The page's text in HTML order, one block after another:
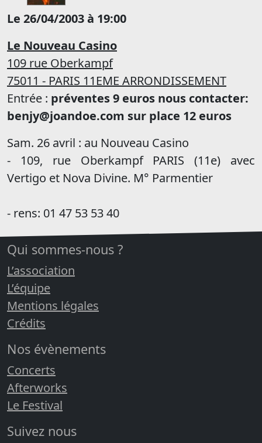
Le 26/04/2003 à 19:00
Le Nouveau Casino
109 rue Oberkampf
75011 - PARIS 11EME ARRONDISSEMENT
Entrée : préventes 9 euros nous contacter:
benjy@joandoe.com sur place 12 euros
Sam. 26 avril : au Nouveau Casino
- 109, rue Oberkampf PARIS (11e) avec
Vertigo et Nova Divine. M° Parmentier
- rens: 01 47 53 53 40
Qui sommes-nous ?
L’association
L’équipe
Mentions légales
Crédits
Nos évènements
Concerts
Afterworks
Le Festival
Suivez nous